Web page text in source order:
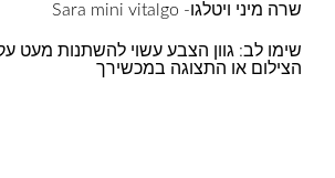
שרה מיני ויטלגו- Sara mini vitalgo
שימו לב: גוון הצבע עשוי להשתנות מעט
הצילום או התצוגה במכשירך